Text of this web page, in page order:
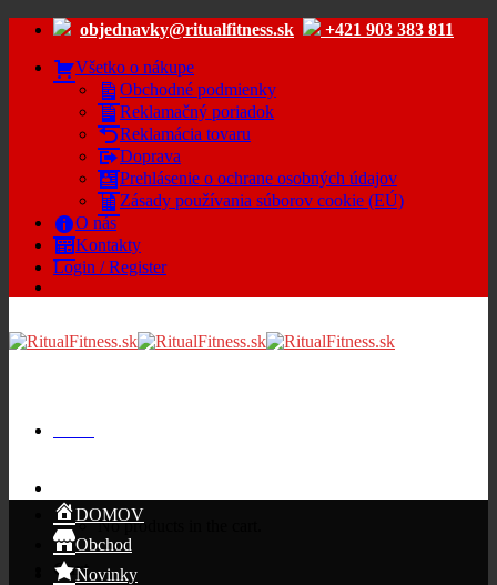
Skip
content
objednavky@ritualfitness.sk
+421 903 383 811
Všetko o nákupe
Obchodné podmienky
Reklamačný poriadok
Reklamácia tovaru
Doprava
Prehlásenie o ochrane osobných údajov
Zásady používania súborov cookie (EÚ)
O nás
Kontakty
Login / Register
No products in the cart.
Cart
DOMOV
Obchod
Novinky